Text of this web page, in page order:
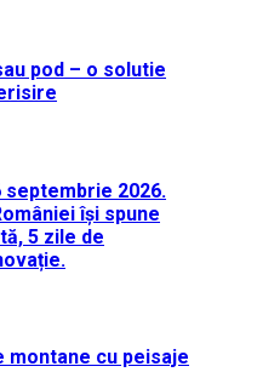
pod – o solutie
2026.
își spune
5 zile de
montane cu peisaje